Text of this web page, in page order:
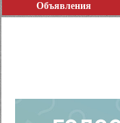
Объявления